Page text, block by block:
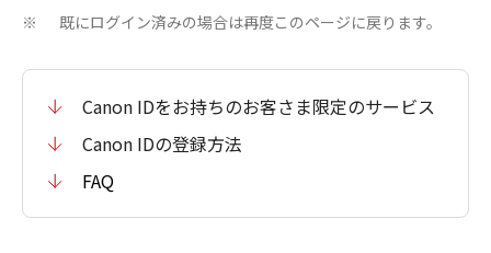
※ 既にログイン済みの場合は再度このページに戻ります。
Canon IDをお持ちのお客さま限定のサービス
Canon IDの登録方法
FAQ